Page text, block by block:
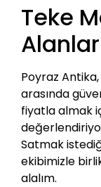
Teke
Alanlar
Poyraz Antika,
arasında
fiyatla almak
Satmak
ekibimizle
alalım.